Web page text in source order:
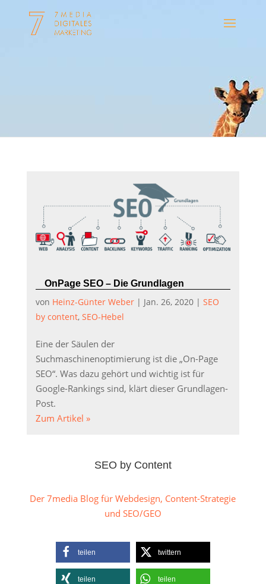
OnPage SEO – Die Grundlagen
von Heinz-Günter Weber| Jan. 26, 2020| SEO
by content, SEO-Hebel
Eine der Säulen der
Suchmaschinenoptimierung ist die „On-Page
SEO“. Was dazu gehört und wichtig ist für
Google-Rankings sind, klärt dieser Grundlagen-
Post.
Zum Artikel »
SEO by Content
Der 7media Blog für Webdesign, Content-Strategie
und SEO/GEO
teilen twittern
teilen teilen